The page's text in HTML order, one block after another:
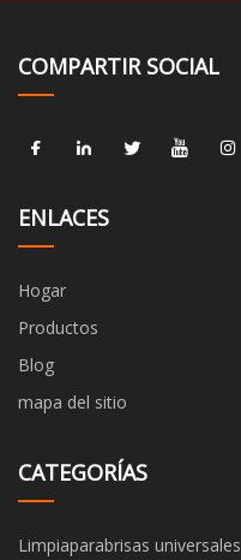
COMPARTIR SOCIAL
ENLACES
Hogar
Productos
Blog
mapa del sitio
CATEGORÍAS
Limpiaparabrisas universales